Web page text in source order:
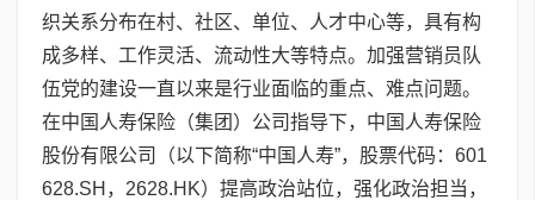
织关系分布在村、社区、单位、人才中心等，具有构
成多样、工作灵活、流动性大等特点。加强营销员队
伍党的建设一直以来是行业面临的重点、难点问题。
在中国人寿保险（集团）公司指导下，中国人寿保险
股份有限公司（以下简称“中国人寿”，股票代码：601
628.SH，2628.HK）提高政治站位，强化政治担当，